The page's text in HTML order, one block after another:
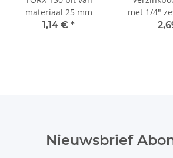
materiaal 25 mm
1,14 € *
met 1/4"
Nieuwsbrief